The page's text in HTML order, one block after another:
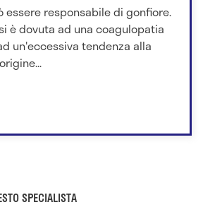
essere responsabile di gonfiore.
è dovuta ad una coagulopatia
un'eccessiva tendenza alla
SPECIALISTA